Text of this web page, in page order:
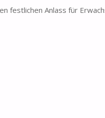
festlichen Anlass für